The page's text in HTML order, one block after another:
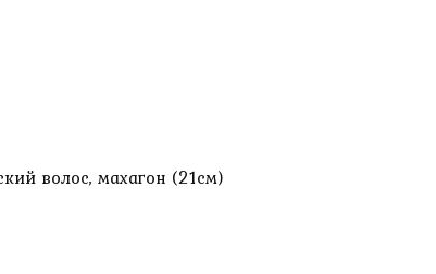
волос, махагон (21см)